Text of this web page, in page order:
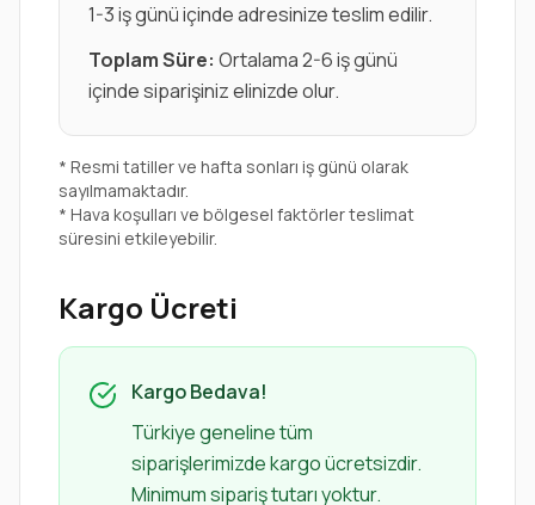
1-3 iş günü içinde adresinize teslim edilir.
Toplam Süre: Ortalama 2-6 iş günü
içinde siparişiniz elinizde olur.
* Resmi tatiller ve hafta sonları iş günü olarak
sayılmamaktadır.
* Hava koşulları ve bölgesel faktörler teslimat
süresini etkileyebilir.
Kargo Ücreti
Kargo Bedava!
Türkiye geneline tüm
siparişlerimizde kargo ücretsizdir.
Minimum sipariş tutarı yoktur.